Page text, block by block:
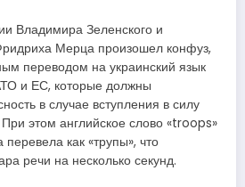
Владимира Зеленского и
Мерца произошел конфуз,
переводом на украинский язык
и ЕС, которые должны
в случае вступления в силу
этом английское слово «troops»
как «трупы», что
речи на несколько секунд.